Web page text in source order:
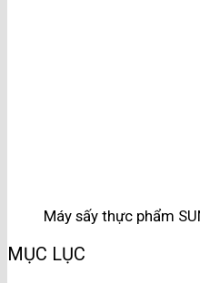
Máy sấy thực phẩm
MỤC LỤC